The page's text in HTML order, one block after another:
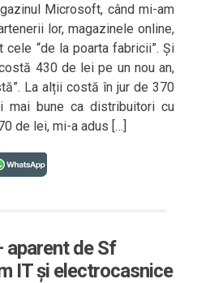
Microsoft, când mi-am
lor, magazinele online,
cele “de la poarta fabricii”. Și
430 de lei pe un nou an,
La alții costă în jur de 370
mai bune ca distribuitori cu
de lei, mi-a adus […]
aparent de Sf
IT și electrocasnice